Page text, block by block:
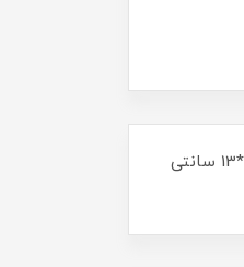
کوله پشتی مدرسه ای کتان کد168،جنس بدنه از کتان نخ،دسته ها دارای مش ضد تعریق ، دارای جای بطری آب،دارای 3 محفظه و 1 جیب در جلو،ابعاد 43*28*13 سانتی